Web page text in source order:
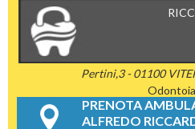
Pertini,3 - 01100
PRENOTA
ALFREDO